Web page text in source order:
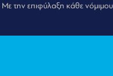
την επιφύλαξη κάθε